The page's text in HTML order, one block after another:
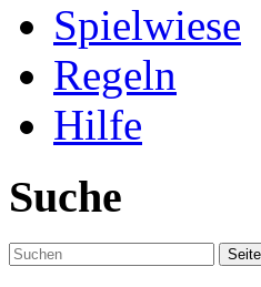
Spielwiese
Regeln
Hilfe
Suche